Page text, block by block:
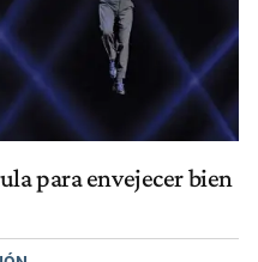
para envejecer bien